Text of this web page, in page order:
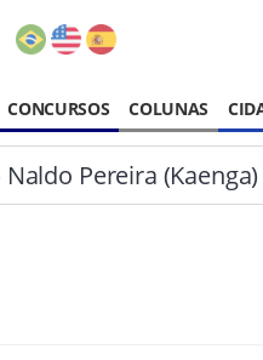
CONCURSOS COLUNAS
Naldo Pereira (Kaenga)